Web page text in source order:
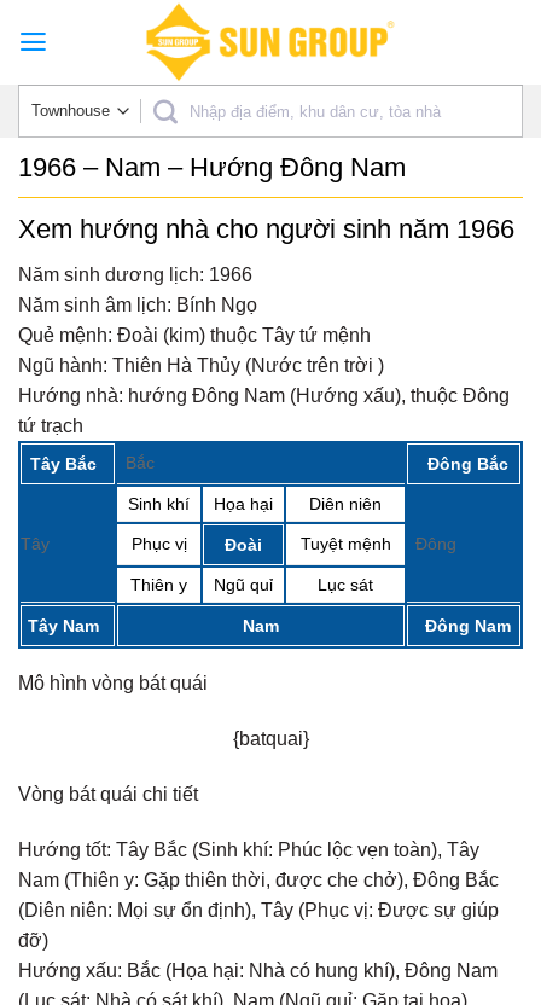
1966 – Nam – Hướng Đông Nam
Xem hướng nhà cho người sinh năm 1966
Năm sinh dương lịch: 1966
Năm sinh âm lịch: Bính Ngọ
Quẻ mệnh: Đoài (kim) thuộc Tây tứ mệnh
Ngũ hành: Thiên Hà Thủy (Nước trên trời )
Hướng nhà: hướng Đông Nam (Hướng xấu), thuộc Đông
tứ trạch
Tây Bắc Bắc Đông Bắc
Tây
Sinh khí Họa hại Diên niên
Đông
Phục vị Đoài Tuyệt mệnh
Thiên y Ngũ quỉ Lục sát
Tây Nam Nam Đông Nam
Mô hình vòng bát quái
{batquai}
Vòng bát quái chi tiết
Hướng tốt: Tây Bắc (Sinh khí: Phúc lộc vẹn toàn), Tây
Nam (Thiên y: Gặp thiên thời, được che chở), Đông Bắc
(Diên niên: Mọi sự ổn định), Tây (Phục vị: Được sự giúp
đỡ)
Hướng xấu: Bắc (Họa hại: Nhà có hung khí), Đông Nam
(Lục sát: Nhà có sát khí), Nam (Ngũ quỉ: Gặp tai họa),